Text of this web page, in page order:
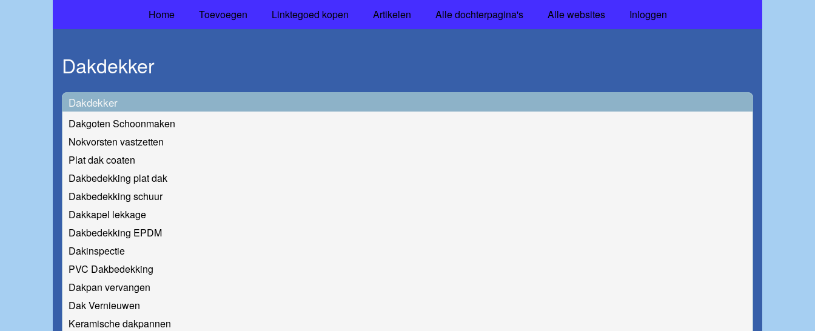
Home Toevoegen Linktegoed kopen Artikelen Alle dochterpagina's Alle websites Inloggen
Dakdekker
Dakdekker
Dakgoten Schoonmaken
Nokvorsten vastzetten
Plat dak coaten
Dakbedekking plat dak
Dakbedekking schuur
Dakkapel lekkage
Dakbedekking EPDM
Dakinspectie
PVC Dakbedekking
Dakpan vervangen
Dak Vernieuwen
Keramische dakpannen